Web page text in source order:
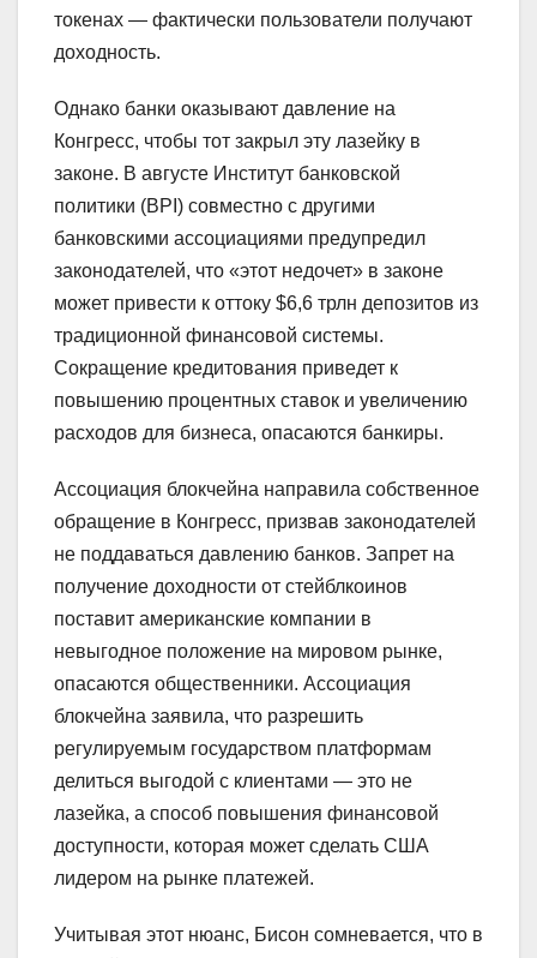
токенах — фактически пользователи получают
доходность.
Однако банки оказывают давление на
Конгресс, чтобы тот закрыл эту лазейку в
законе. В августе Институт банковской
политики (BPI) совместно с другими
банковскими ассоциациями предупредил
законодателей, что «этот недочет» в законе
может привести к оттоку $6,6 трлн депозитов из
традиционной финансовой системы.
Сокращение кредитования приведет к
повышению процентных ставок и увеличению
расходов для бизнеса, опасаются банкиры.
Ассоциация блокчейна направила собственное
обращение в Конгресс, призвав законодателей
не поддаваться давлению банков. Запрет на
получение доходности от стейблкоинов
поставит американские компании в
невыгодное положение на мировом рынке,
опасаются общественники. Ассоциация
блокчейна заявила, что разрешить
регулируемым государством платформам
делиться выгодой с клиентами — это не
лазейка, а способ повышения финансовой
доступности, которая может сделать США
лидером на рынке платежей.
Учитывая этот нюанс, Бисон сомневается, что в